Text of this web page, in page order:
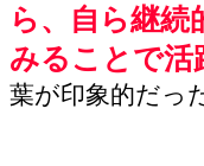
ら、自ら継続
みることで活
葉が印象的だっ